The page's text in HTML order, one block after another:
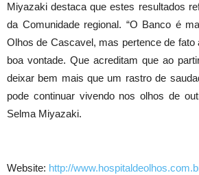
Miyazaki destaca que estes resultados
da Comunidade regional. “O Banco é
Olhos de Cascavel, mas pertence de
boa vontade. Que acreditam que ao
deixar bem mais que um rastro de
pode continuar vivendo nos olhos de
Selma Miyazaki.
Website: http://